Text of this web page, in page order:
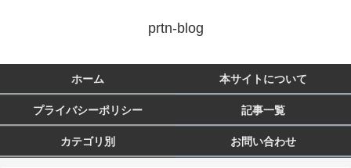
prtn-blog
ホーム 本サイトについて
プライバシーポリシー 記事一覧
カテゴリ別 お問い合わせ